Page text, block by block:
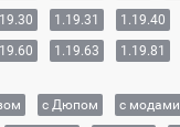
1.19.31 1.19.40
1.19.63 1.19.81
с Дюпом с модами